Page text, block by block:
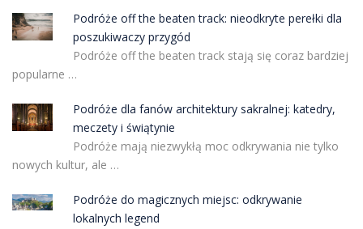
Podróże off the beaten track: nieodkryte perełki dla
poszukiwaczy przygód
Podróże off the beaten track stają się coraz bardziej
popularne …
Podróże dla fanów architektury sakralnej: katedry,
meczety i świątynie
Podróże mają niezwykłą moc odkrywania nie tylko
nowych kultur, ale …
Podróże do magicznych miejsc: odkrywanie
lokalnych legend